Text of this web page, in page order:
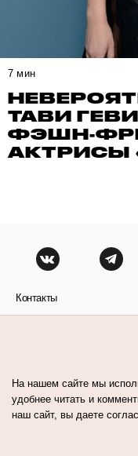
7 мин
ТАВИ
ФЭШН-
АКТРИСЫ
Контакты
На нашем сайте мы
удобнее читать и
наш сайт, вы даете